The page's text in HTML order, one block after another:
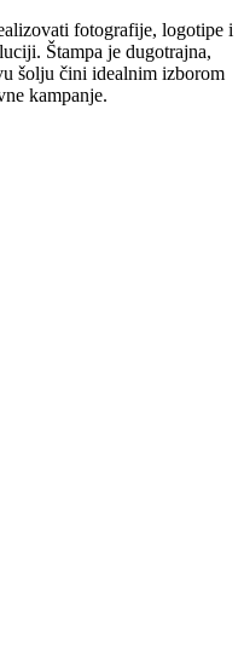
fotografije, logotipe i
Štampa je dugotrajna,
šolju čini idealnim izborom
kampanje.